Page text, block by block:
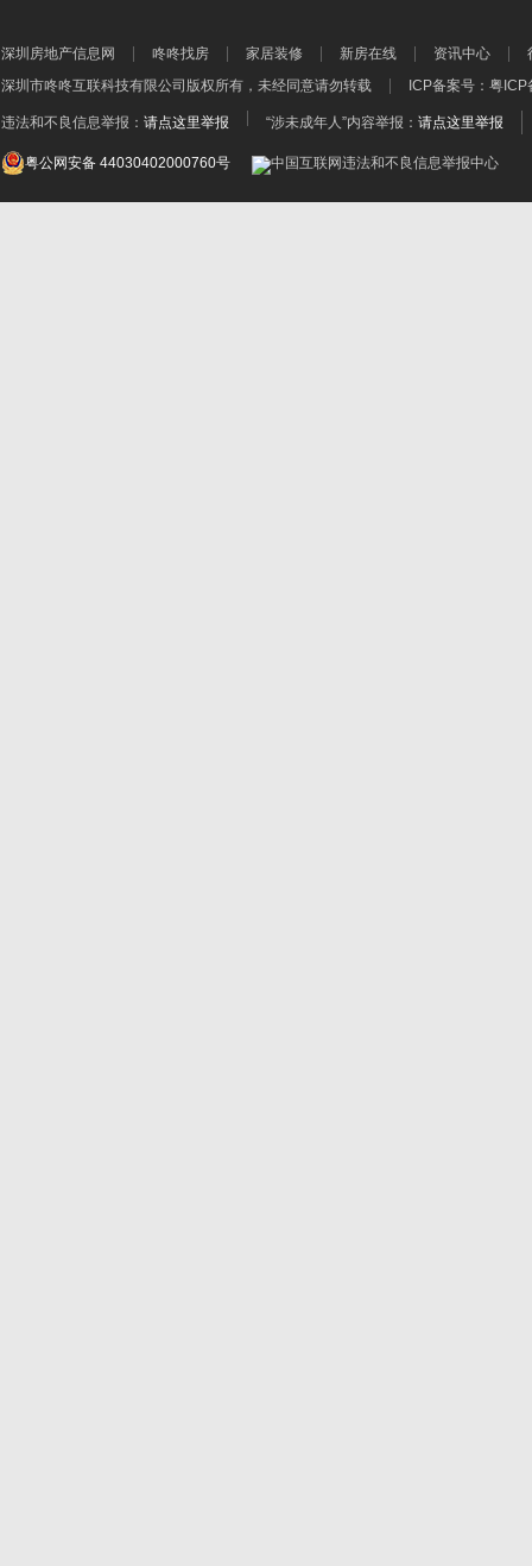
深圳房地产信息网 咚咚找房 家居装修 新房在线 资讯中心
深圳市咚咚互联科技有限公司 版权所有，未经同意请勿转载 ICP备案号： 粤ICP
违法和不良信息举报： 请点这里举报 “涉未成年人”内容举报： 请点这里举报
粤公网安备 44030402000760号